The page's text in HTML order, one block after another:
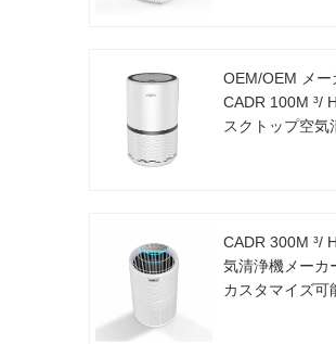
OEM/OEM メー
CADR 100M ³/
スクトップ空気
CADR 300M ³/
気清浄機メーカ
カスタマイズ可